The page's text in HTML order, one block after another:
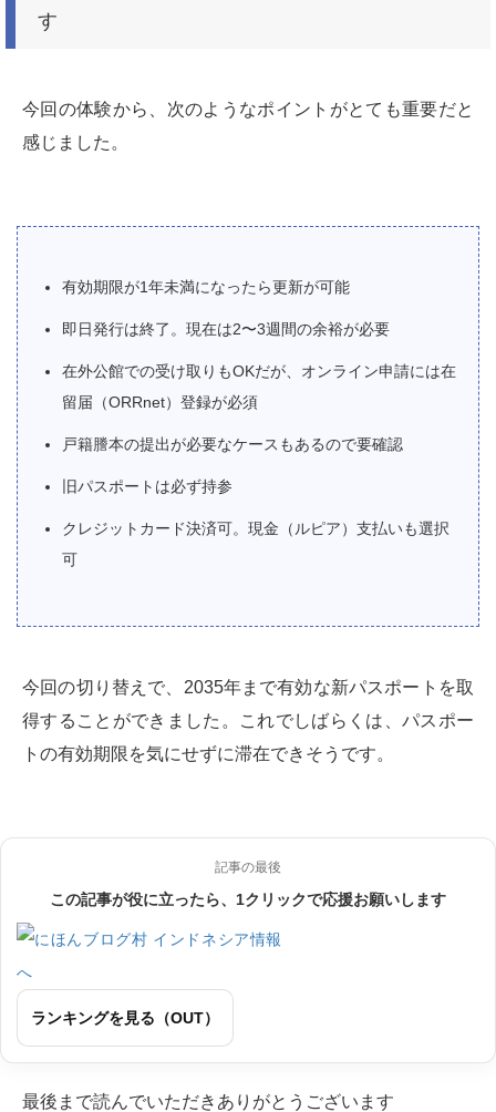
す
今回の体験から、次のようなポイントがとても重要だと
感じました。
有効期限が1年未満になったら更新が可能
即日発行は終了。現在は2〜3週間の余裕が必要
在外公館での受け取りもOKだが、オンライン申請には在
留届（ORRnet）登録が必須
戸籍謄本の提出が必要なケースもあるので要確認
旧パスポートは必ず持参
クレジットカード決済可。現金（ルピア）支払いも選択
可
今回の切り替えで、2035年まで有効な新パスポートを取
得することができました。これでしばらくは、パスポー
トの有効期限を気にせずに滞在できそうです。
記事の最後
この記事が役に立ったら、1クリックで応援お願いします
ランキングを見る（OUT）
最後まで読んでいただきありがとうございます